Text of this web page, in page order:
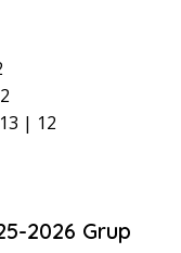
| 12
2026 Grup